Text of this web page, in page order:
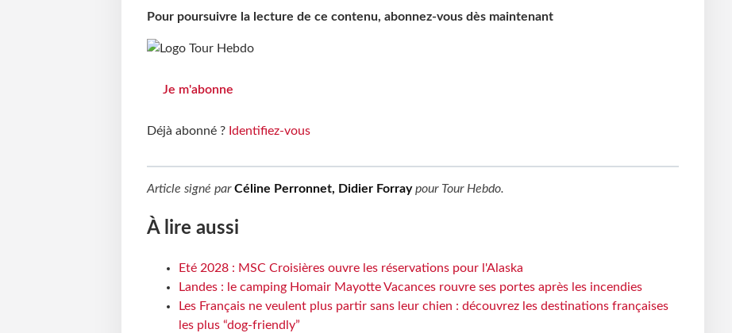
Pour poursuivre la lecture de ce contenu, abonnez-vous dès maintenant
Je m'abonne
Déjà abonné ? Identifiez-vous
Article signé parCéline Perronnet, Didier Forraypour Tour Hebdo.
À lire aussi
Eté 2028 : MSC Croisières ouvre les réservations pour l'Alaska
Landes : le camping Homair Mayotte Vacances rouvre ses portes après les incendies
Les Français ne veulent plus partir sans leur chien : découvrez les destinations françaises
les plus “dog-friendly”